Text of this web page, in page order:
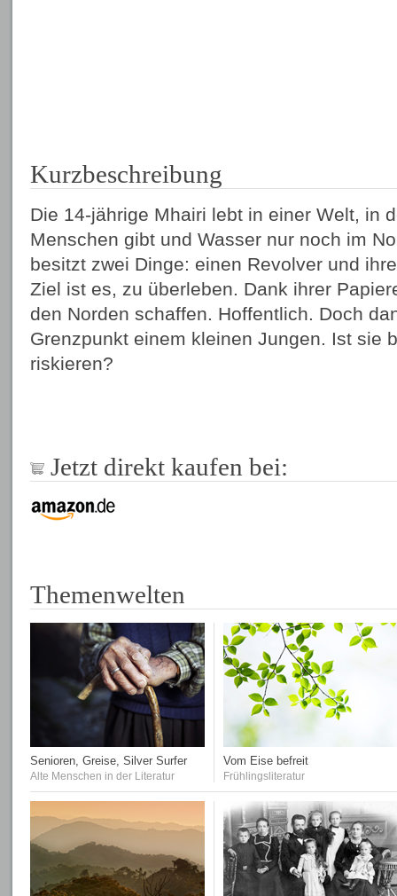
Kurzbeschreibung
Die 14-jährige Mhairi lebt in einer Welt, in
Menschen gibt und Wasser nur noch im
besitzt zwei Dinge: einen Revolver und
Ziel ist es, zu überleben. Dank ihrer
den Norden schaffen. Hoffentlich. Doch
Grenzpunkt einem kleinen Jungen. Ist sie
riskieren?
Jetzt direkt kaufen bei:
Themenwelten
Senioren, Greise, Silver Surfer
Alte Menschen in der Literatur
Vom Eise befreit
Frühlingsliteratur